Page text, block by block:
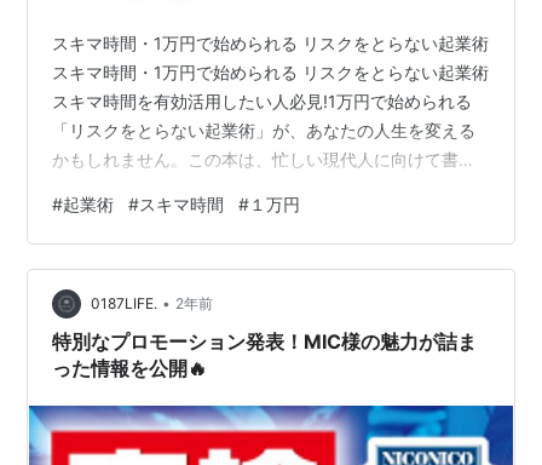
スキマ時間・1万円で始められる リスクをとらない起業術
スキマ時間・1万円で始められる リスクをとらない起業術
スキマ時間を有効活用したい人必見!1万円で始められる
「リスクをとらない起業術」が、あなたの人生を変える
かもしれません。この本は、忙しい現代人に向けて書か
現代社会は時間に追われがちですが、この本では、スキ
マ時間を上手に活用する方法が紹介されています。 移動
時間や待ち時間など、ちょっとした時間を有効に使え
ば、新しいビジネスチャンスが広がるかもしれません。
低リスクで起業できる秘訣 起業は大きなリスクを伴うと
思われがちですが、この本では…
#起業術 #スキマ時間 # １万円
0187LIFE. • 2年前
特別なプロモーション発表！MIC様の魅力が詰ま
った情報を公開🔥